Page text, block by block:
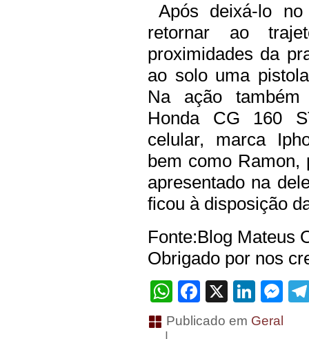
Após deixá-lo
retornar ao
proximidades da
ao solo uma
Na ação
Honda CG 160
celular, marca
bem como Ramon,
apresentado na
ficou à disposição
Fonte:Blog Mateus
Obrigado por nos
WhatsApp
Facebook
X
Publicado em Geral